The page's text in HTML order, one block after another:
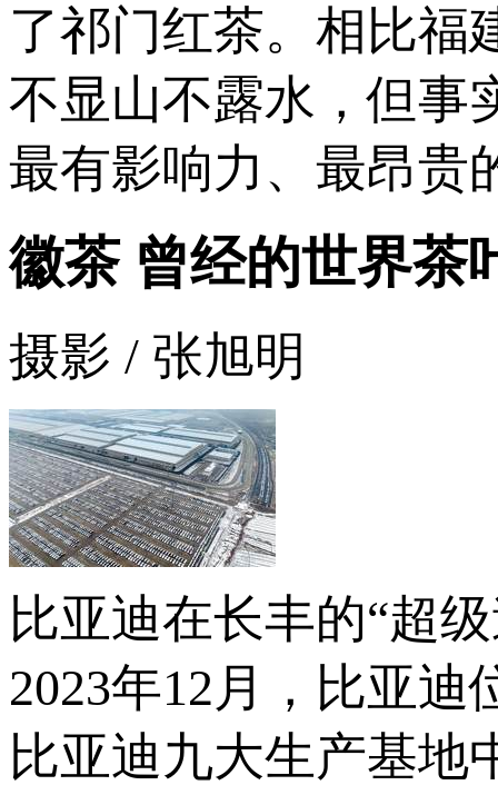
了祁门红茶。相比福
不显山不露水，但事
最有影响力、最昂贵
徽茶 曾经的世界茶
摄影 / 张旭明
比亚迪在长丰的“超
2023年12月，比亚
比亚迪九大生产基地